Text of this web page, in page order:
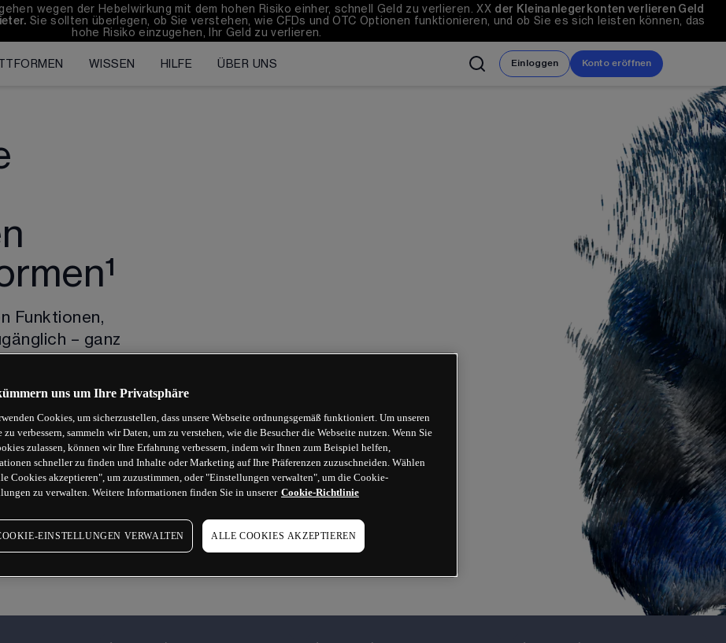
wegen der Hebelwirkung mit dem hohen Risiko einher, schnell Geld zu verlieren. XX der Kleinanlegerkonten verlieren Geld
Sie sollten überlegen, ob Sie verstehen, wie CFDs und OTC Optionen funktionieren, und ob Sie es sich leisten können, das
hohe Risiko einzugehen, Ihr Geld zu verlieren.
WISSEN HILFE ÜBER UNS Einloggen Konto eröffnen
Funktionen,
– ganz
dem Weg als
Sie mit der
besten zu Ihnen
uns um Ihre Privatsphäre
Cookies, um sicherzustellen, dass unsere Webseite ordnungsgemäß funktioniert. Um unseren
zu verbessern, sammeln wir Daten, um zu verstehen, wie die Besucher die Webseite nutzen. Wenn Sie
zulassen, können wir Ihre Erfahrung verbessern, indem wir Ihnen zum Beispiel helfen,
schneller zu finden und Inhalte oder Marketing auf Ihre Präferenzen zuzuschneiden. Wählen
Cookies akzeptieren", um zuzustimmen, oder "Einstellungen verwalten", um die Cookie-
zu verwalten. Weitere Informationen finden Sie in unserer Cookie-Richtlinie
EINSTELLUNGEN VERWALTEN ALLE COOKIES AKZEPTIEREN